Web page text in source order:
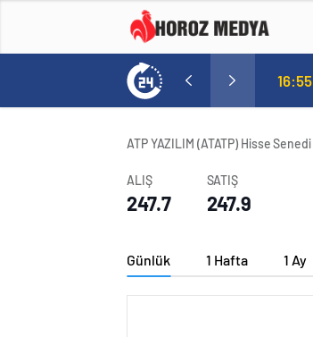
16:55
ATP YAZILIM (ATATP) Hisse Senedi
ALIŞ
247.7
SATIŞ
247.9
Günlük 1 Hafta 1 Ay